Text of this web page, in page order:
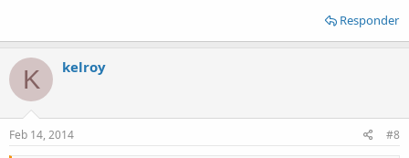
Responder
K kelroy
Feb 14, 2014 #8